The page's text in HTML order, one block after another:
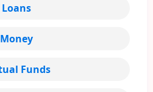
Loans
Money
Funds